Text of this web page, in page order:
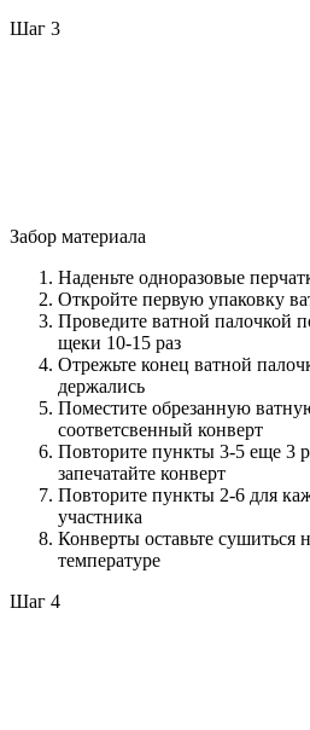
Шаг 3
Забор материала
Наденьте одноразовые
Откройте первую упаковку
Проведите ватной палочкой
щеки 10-15 раз
Отрежьте конец ватной
держались
Поместите обрезанную
соответсвенный конверт
Повторите пункты 3-5 еще 3
запечатайте конверт
Повторите пункты 2-6 для
участника
Конверты оставьте сушиться
температуре
Шаг 4